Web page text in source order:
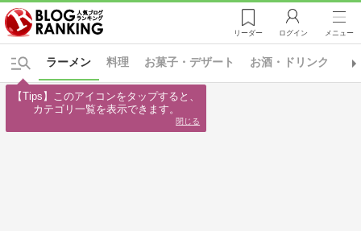
リーダー ログイン メニュー
料理 お菓子・デザート お酒・ドリンク
ラーメン
【Tips】このアイコンをタップすると、
カテゴリ一覧を表示できます。
閉じる